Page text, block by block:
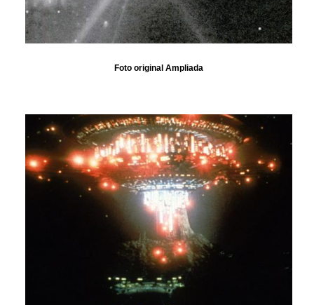
Foto original Ampliada